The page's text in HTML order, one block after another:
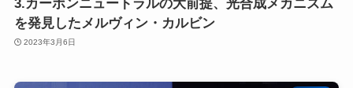
3.カーボンニュートラルの大前提、光合成メカニズム
を発見したメルヴィン・カルビン
2023年3月6日